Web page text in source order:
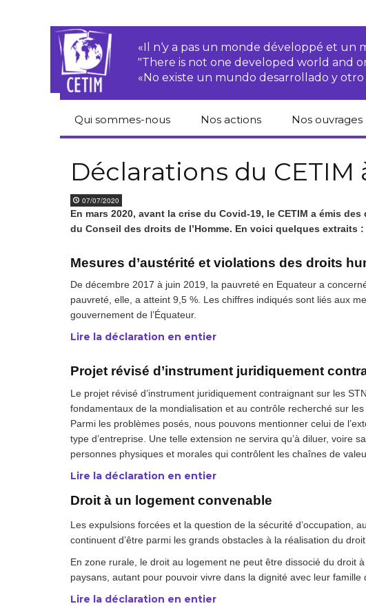
«Il n‘y a pas un monde développé et un
"There is not one developed world and
«No existe un mundo desarrollado y
Qui sommes-nous
Équipe
Newsletters
Nos actions
paysan.nes
des
pour
pour
Justice
sociaux et culturels
Bolivie
Brésil
Chili
Déclarations à l’ONU
Conférences
Archives à
disposition
Nos ouvrages
du CETIM
Pensées
demain
Hors-série
Publications
humains
Déclarations du CETIM
07/07/2020
En mars 2020, avant la crise du Covid-19, le CETIM a émis
du Conseil des droits de l’Homme. En voici quelques extraits :
Mesures d’austérité et violations des droits
De décembre 2017 à juin 2019, la pauvreté en Equateur a
pauvreté, elle, a atteint 9,5 %. Les chiffres indiqués sont liés aux
gouvernement de l’Équateur.
Lire la déclaration en entier
Projet révisé d’instrument juridiquement
Le projet révisé d’instrument juridiquement contraignant sur les
fondamentaux de la mondialisation et au contrôle recherché sur
Parmi les problèmes posés, nous pouvons mentionner celui de
type d’entreprise. Une telle extension ne servira qu’à diluer, voire
personnes physiques et morales qui contrôlent les chaînes de
Lire la déclaration en entier
Droit à un logement convenable
Les expulsions forcées et la question de la sécurité d’occupation,
continuent d’être parmi les grands obstacles à la réalisation du
En zone rurale, le droit au logement ne peut être dissocié du droit
paysans, autant pour pouvoir vivre dans la dignité avec leur famille
Lire la déclaration en entier